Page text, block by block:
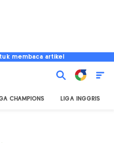
membaca artikel
CHAMPIONS LIGA INGGRIS